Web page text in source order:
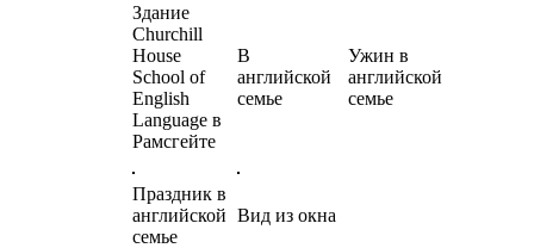
Здание
Churchill
House
School of
English
Language в
Рамсгейте
В
английской
семье
Ужин в
английской
семье
Праздник в
английской
семье
Вид из окна